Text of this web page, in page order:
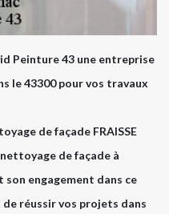
Peinture 43 une entreprise
le 43300 pour vos travaux
de façade FRAISSE
de façade à
son engagement dans ce
réussir vos projets dans